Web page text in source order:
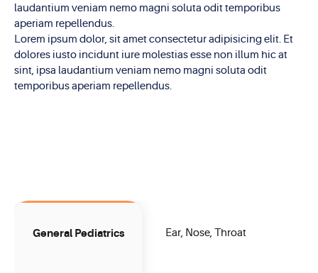
laudantium veniam nemo magni soluta odit temporibus
aperiam repellendus.
Lorem ipsum dolor, sit amet consectetur adipisicing elit. Et
dolores iusto incidunt iure molestias esse non illum hic at
sint, ipsa laudantium veniam nemo magni soluta odit
temporibus aperiam repellendus.
General Pediatrics Ear, Nose, Throat